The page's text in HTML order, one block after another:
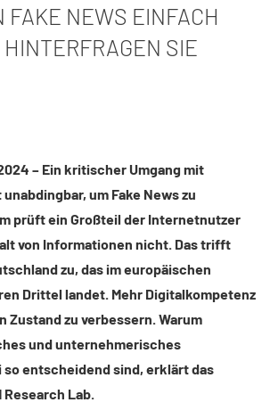
FAKE NEWS EINFACH
SIE
– Ein kritischer Umgang mit
um Fake News zu
prüft ein Großteil der Internetnutzer
von Informationen nicht. Das trifft
zu, das im europäischen
Drittel landet. Mehr Digitalkompetenz
Zustand zu verbessern. Warum
und unternehmerisches
so entscheidend sind, erklärt das
Research Lab.